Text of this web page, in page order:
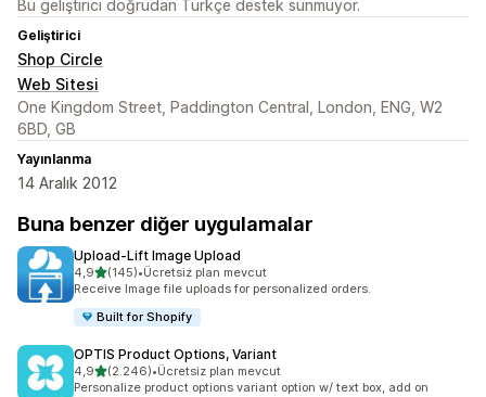
Bu geliştirici doğrudan Türkçe destek sunmuyor.
Geliştirici
Shop Circle
Web Sitesi
One Kingdom Street, Paddington Central, London, ENG, W2
6BD, GB
Yayınlanma
14 Aralık 2012
Buna benzer diğer uygulamalar
Upload‑Lift Image Upload
4,95 yıldız üzerinden
(145)
toplam 145 değerlendirme
•Ücretsiz plan mevcut
Receive Image file uploads for personalized orders.
Built for Shopify
OPTIS Product Options, Variant
4,95 yıldız üzerinden
(2.246)
toplam 2246 değerlendirme
•Ücretsiz plan mevcut
Personalize product options variant option w/ text box, add on